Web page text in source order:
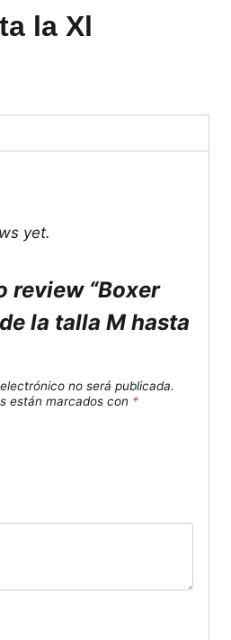
la Xl
yet.
review “Boxer
la talla M hasta
no será publicada.
están marcados con *